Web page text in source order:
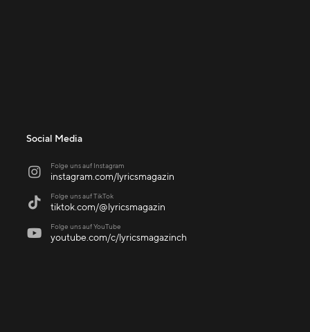
Social Media
 Folge uns auf Instagram
instagram.com/lyricsmagazin
 Folge uns auf TikTok
tiktok.com/@lyricsmagazin
 Folge uns auf YouTube
youtube.com/c/lyricsmagazinch